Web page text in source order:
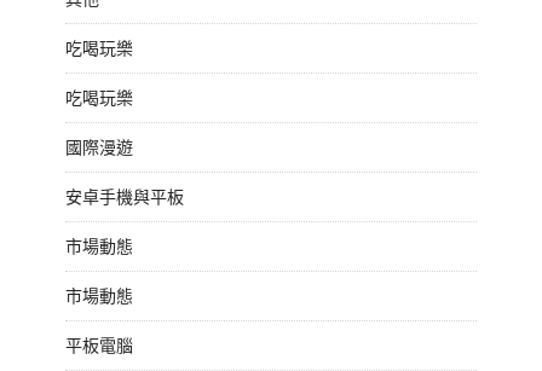
吃喝玩樂
吃喝玩樂
國際漫遊
安卓手機與平板
市場動態
市場動態
平板電腦